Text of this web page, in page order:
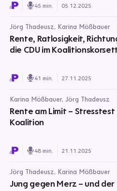
45 min. 05.12.2025
Jörg Thadeusz, Karina Mößbauer
Rente, Ratlosigkeit,
die CDU im
41 min. 27.11.2025
Karina Mößbauer, Jörg Thadeusz
Rente am Limit –
Koalition
48 min. 21.11.2025
Jörg Thadeusz, Karina Mößbauer
Jung gegen Merz – und der